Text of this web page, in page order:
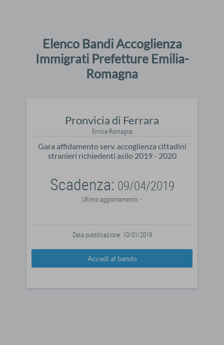
Elenco Bandi Accoglienza
Immigrati Prefetture Emilia-
Romagna
Pronvicia di Ferrara
Emilia-Romagna
Gara affidamento serv. accoglienza cittadini
stranieri richiedenti asilo 2019 - 2020
Scadenza: 09/04/2019
Ultimo aggiornamento: -
Data pubblicazione: 10/01/2019
Accedi al bando